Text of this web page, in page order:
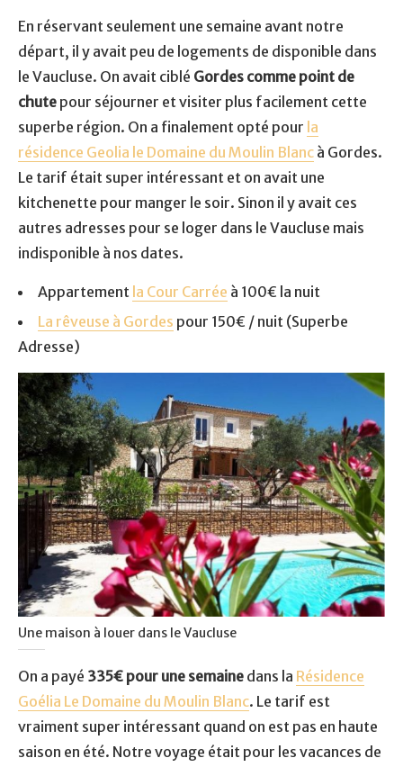
En réservant seulement une semaine avant notre
départ, il y avait peu de logements de disponible dans
le Vaucluse. On avait ciblé Gordes comme point de
chute pour séjourner et visiter plus facilement cette
superbe région. On a finalement opté pour la
résidence Geolia le Domaine du Moulin Blanc à Gordes.
Le tarif était super intéressant et on avait une
kitchenette pour manger le soir. Sinon il y avait ces
autres adresses pour se loger dans le Vaucluse mais
indisponible à nos dates.
Appartement la Cour Carrée à 100€ la nuit
La rêveuse à Gordes pour 150€ / nuit (Superbe
Adresse)
Une maison à louer dans le Vaucluse
On a payé 335€ pour une semaine dans la Résidence
Goélia Le Domaine du Moulin Blanc. Le tarif est
vraiment super intéressant quand on est pas en haute
saison en été. Notre voyage était pour les vacances de